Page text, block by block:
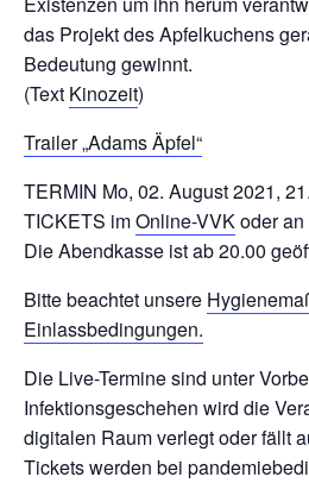
das Projekt des Apfelkuchens
Bedeutung gewinnt.
(Text Kinozeit)
Trailer „Adams Äpfel“
TERMIN Mo, 02. August 2021,
TICKETS imOnline-VVKoder
Die Abendkasse ist ab 20.00
Bitte beachtet unsere
Einlassbedingungen.
Die Live-Termine sind unter
Infektionsgeschehen wird die
digitalen Raum verlegt oder fällt
Tickets werden bei